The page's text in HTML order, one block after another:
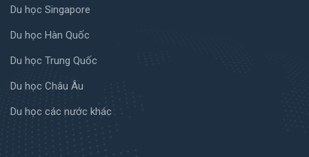
Du học Singapore
Du học Hàn Quốc
Du học Trung Quốc
Du học Châu Âu
Du học các nước khác